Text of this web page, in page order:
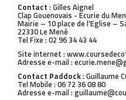
Contact : Gilles Aignel
Clap Gouenovais - Ecurie du
Mairie – 10 place de l’Eglise –
22330 Le Mené
Tel Fixe : 02 96 34 43 44
Site internet :
Adresse e-mail :
Contact Paddock: Guillaume
Tel Mobile : 06 72 36 08 80
Adresse e-mail :